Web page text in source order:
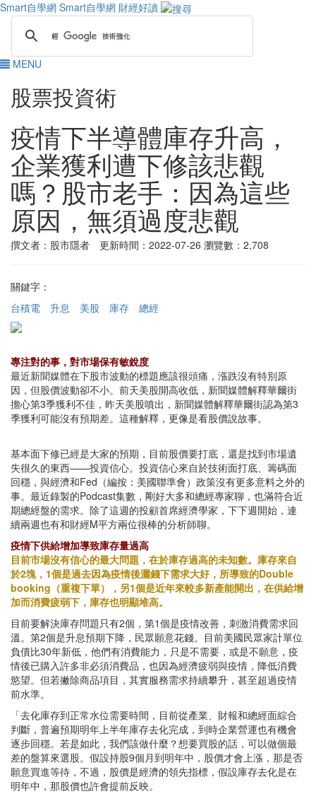
Smart自學網 Smart自學網 財經好讀
MENU
股票投資術
疫情下半導體庫存升高，
企業獲利遭下修該悲觀
嗎？股市老手：因為這些
原因，無須過度悲觀
撰文者：股市隱者 更新時間：2022-07-26 瀏覽數：2,708
關鍵字：
台積電
升息 美股 庫存 總經
專注對的事，對市場保有敏銳度
最近新聞媒體在下股市波動的標題應該很頭痛，漲跌沒有特別原
因，但股價波動卻不小。前天美股開高收低，新聞媒體解釋華爾街
擔心第3季獲利不佳，昨天美股噴出，新聞媒體解釋華爾街認為第3
季獲利可能沒有預期差。這種解釋，更像是看股價說故事。
基本面下修已經是大家的預期，目前股價要打底，還是找到市場遺
失很久的東西——投資信心。投資信心來自於技術面打底、籌碼面
回穩，與經濟和Fed（編按：美國聯準會）政策沒有更多意料之外的
事。最近錄製的Podcast集數，剛好大多和總經專家聊，也滿符合近
期總經盤的需求。除了這週的投顧首席經濟學家，下下週開始，連
續兩週也有和財經M平方兩位很棒的分析師聊。
疫情下供給增加導致庫存量過高
目前市場沒有信心的最大問題，在於庫存過高的未知數。庫存來自
於2塊，1個是過去因為疫情後灑錢下需求大好，所導致的Double
booking（重複下單），另1個是近年來較多新產能開出，在供給增
加而消費疲弱下，庫存也明顯堆高。
目前要解決庫存問題只有2個，第1個是疫情改善，刺激消費需求回
溫。第2個是升息預期下降，民眾願意花錢。目前美國民眾家計單位
負債比30年新低，他們有消費能力，只是不需要，或是不願意，疫
情後已購入許多非必須消費品，也因為經濟疲弱與疫情，降低消費
慾望。但若撇除商品項目，其實服務需求持續攀升，甚至超過疫情
前水準。
「去化庫存到正常水位需要時間，目前從產業、財報和總經面綜合
判斷，普遍預期明年上半年庫存去化完成，到時企業營運也有機會
逐步回穩。若是如此，我們該做什麼？想要買股的話，可以做個最
差的盤算來選股。假設持股9個月到明年中，股價才會上漲，那是否
願意買進等待，不過，股價是經濟的領先指標，假設庫存去化是在
明年中，那股價也許會提前反映。